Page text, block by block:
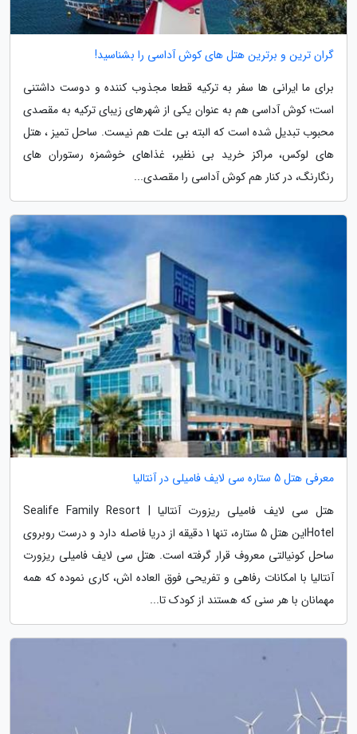
گران ترین و برترین هتل های کوش آداسی را بشناسید!
برای ما ایرانی ها سفر به ترکیه قطعا مجذوب کننده و دوست داشتنی
است؛ کوش آداسی هم به عنوان یکی از شهرهای زیبای ترکیه به مقصدی
محبوب تبدیل شده است که البته بی علت هم نیست. ساحل تمیز ، هتل
های لوکس، مراکز خرید بی نظیر، غذاهای خوشمزه رستوران های
رنگارنگ، در کنار هم کوش آداسی را مقصدی...
معرفی هتل 5 ستاره سی لایف فامیلی در آنتالیا
هتل سی لایف فامیلی ریزورت آنتالیا | Sealife Family Resort
Hotelاین هتل 5 ستاره، تنها 1 دقیقه از دریا فاصله دارد و درست روبروی
ساحل کونیالتی معروف قرار گرفته است. هتل سی لایف فامیلی ریزورت
آنتالیا با امکانات رفاهی و تفریحی فوق العاده اش، کاری نموده که همه
مهمانان با هر سنی که هستند از کودک تا...